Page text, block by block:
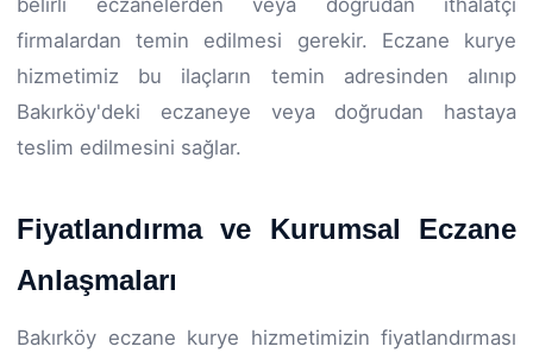
firmalardan temin edilmesi gerekir. Eczane kurye
hizmetimiz bu ilaçların temin adresinden alınıp
Bakırköy'deki eczaneye veya doğrudan hastaya
teslim edilmesini sağlar.
Fiyatlandırma ve Kurumsal Eczane
Anlaşmaları
Bakırköy eczane kurye hizmetimizin fiyatlandırması